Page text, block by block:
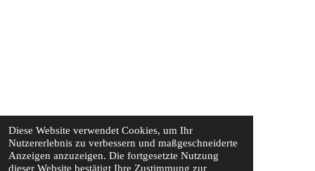
Diese Website verwendet Cookies, um Ihr
Nutzererlebnis zu verbessern und maßgeschneiderte
Anzeigen anzuzeigen. Die fortgesetzte Nutzung
dieser Website bestätigt Ihre Zustimmung zur